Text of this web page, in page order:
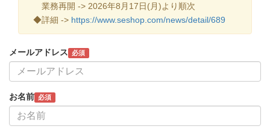
業務再開 -> 2026年8月17日(月)より順次
◆詳細 -> https://www.seshop.com/news/detail/689
メールアドレス 必須
お名前 必須